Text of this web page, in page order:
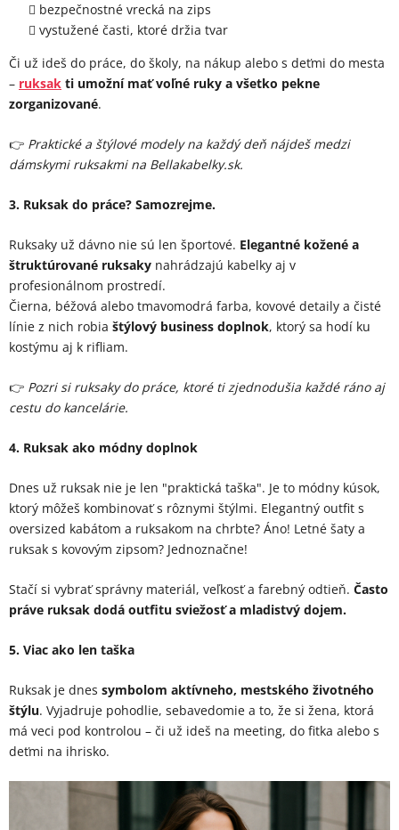
bezpečnostné vrecká na zips
vystužené časti, ktoré držia tvar
Či už ideš do práce, do školy, na nákup alebo s deťmi do mesta
– ruksak ti umožní mať voľné ruky a všetko pekne
zorganizované.
👉 Praktické a štýlové modely na každý deň nájdeš medzi
dámskymi ruksakmi na Bellakabelky.sk.
3. Ruksak do práce? Samozrejme.
Ruksaky už dávno nie sú len športové. Elegantné kožené a
štruktúrované ruksaky nahrádzajú kabelky aj v
profesionálnom prostredí.
Čierna, béžová alebo tmavomodrá farba, kovové detaily a čisté
línie z nich robia štýlový business doplnok, ktorý sa hodí ku
kostýmu aj k rifliam.
👉 Pozri si ruksaky do práce, ktoré ti zjednodušia každé ráno aj
cestu do kancelárie.
4. Ruksak ako módny doplnok
Dnes už ruksak nie je len "praktická taška". Je to módny kúsok,
ktorý môžeš kombinovať s rôznymi štýlmi. Elegantný outfit s
oversized kabátom a ruksakom na chrbte? Áno! Letné šaty a
ruksak s kovovým zipsom? Jednoznačne!
Stačí si vybrať správny materiál, veľkosť a farebný odtieň. Často
práve ruksak dodá outfitu sviežosť a mladistvý dojem.
5. Viac ako len taška
Ruksak je dnes symbolom aktívneho, mestského životného
štýlu. Vyjadruje pohodlie, sebavedomie a to, že si žena, ktorá
má veci pod kontrolou – či už ideš na meeting, do fitka alebo s
deťmi na ihrisko.